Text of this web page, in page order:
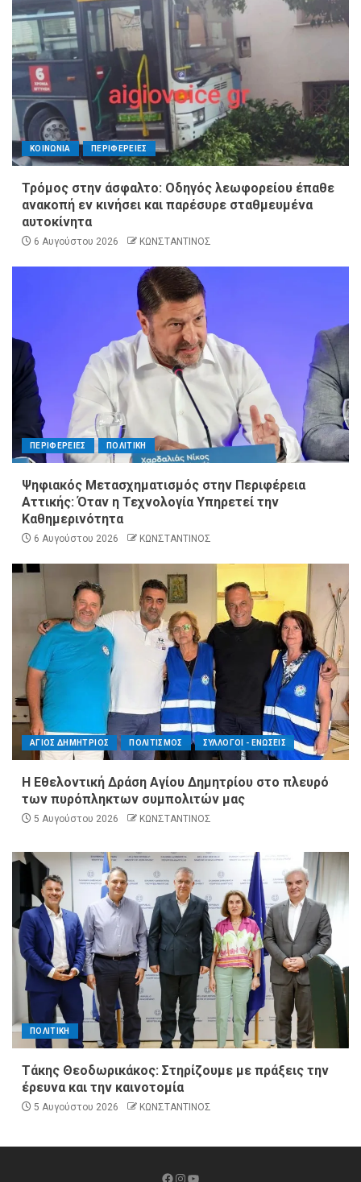
ΚΟΙΝΩΝΙΑ ΠΕΡΙΦΕΡΕΙΕΣ
Τρόμος στην άσφαλτο: Οδηγός λεωφορείου έπαθε
ανακοπή εν κινήσει και παρέσυρε σταθμευμένα
αυτοκίνητα
6 Αυγούστου 2026 ΚΩΝΣΤΑΝΤΙΝΟΣ
ΠΕΡΙΦΕΡΕΙΕΣ ΠΟΛΙΤΙΚΗ
Ψηφιακός Μετασχηματισμός στην Περιφέρεια
Αττικής: Όταν η Τεχνολογία Υπηρετεί την
Καθημερινότητα
6 Αυγούστου 2026 ΚΩΝΣΤΑΝΤΙΝΟΣ
ΑΓΙΟΣ ΔΗΜΗΤΡΙΟΣ ΠΟΛΙΤΙΣΜΟΣ ΣΥΛΛΟΓΟΙ - ΕΝΩΣΕΙΣ
Η Εθελοντική Δράση Αγίου Δημητρίου στο πλευρό
των πυρόπληκτων συμπολιτών μας
5 Αυγούστου 2026 ΚΩΝΣΤΑΝΤΙΝΟΣ
ΠΟΛΙΤΙΚΗ
Τάκης Θεοδωρικάκος: Στηρίζουμε με πράξεις την
έρευνα και την καινοτομία
5 Αυγούστου 2026 ΚΩΝΣΤΑΝΤΙΝΟΣ